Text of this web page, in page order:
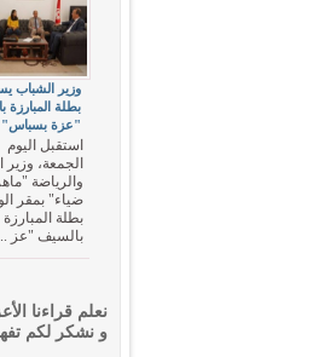
وزير الشباب
بطلة المبارزة
"عزة بسباس"
استقبل اليوم
الجمعة،
والرياضة
ضياء" بمقر
بطلة المبارزة
بالسيف "عز
نعلم قراءنا
و نشكر لكم